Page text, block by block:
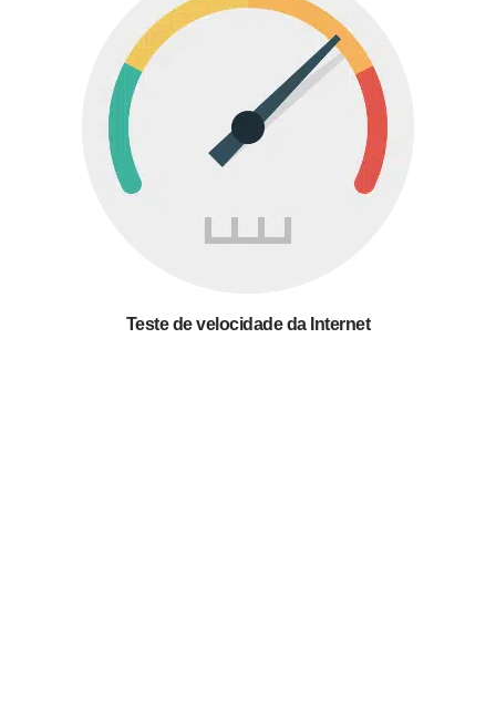
Teste de velocidade da Internet